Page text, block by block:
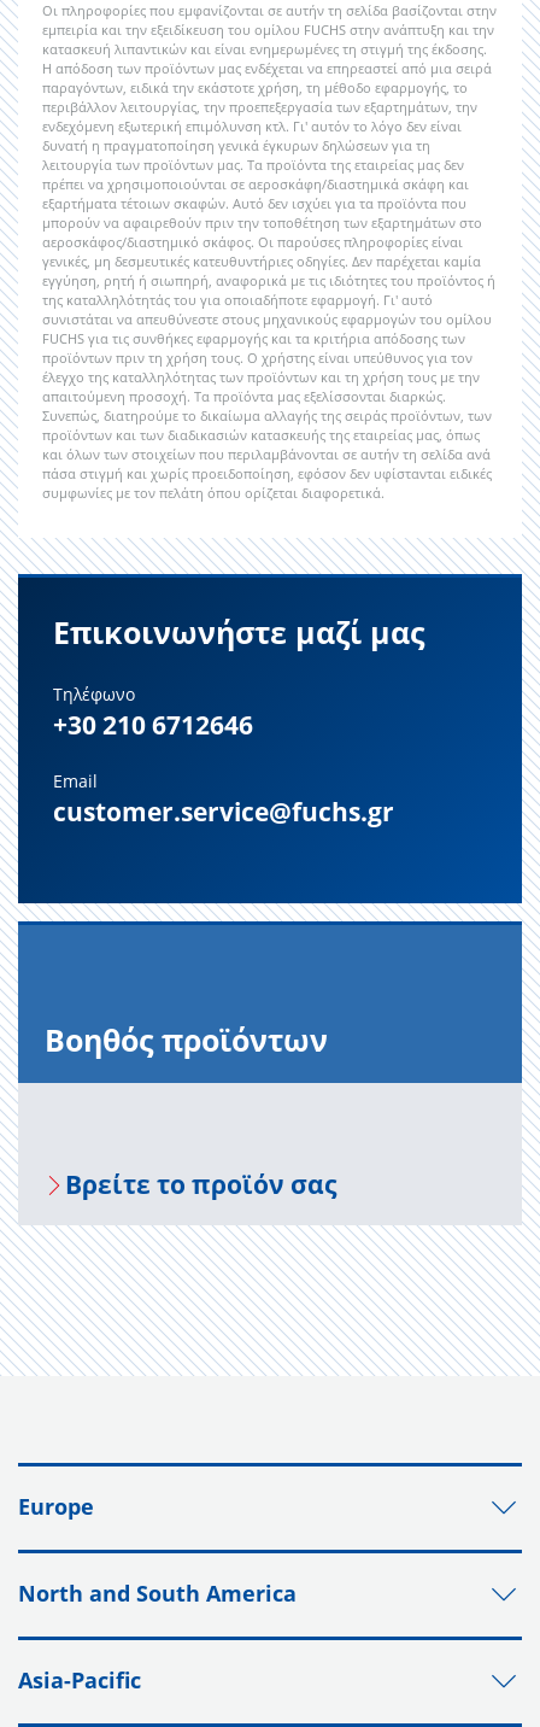
Οι πληροφορίες που εμφανίζονται σε αυτήν τη σελίδα βασίζονται στην
εμπειρία και την εξειδίκευση του ομίλου FUCHS στην ανάπτυξη και την
κατασκευή λιπαντικών και είναι ενημερωμένες τη στιγμή της έκδοσης.
Η απόδοση των προϊόντων μας ενδέχεται να επηρεαστεί από μια σειρά
παραγόντων, ειδικά την εκάστοτε χρήση, τη μέθοδο εφαρμογής, το
περιβάλλον λειτουργίας, την προεπεξεργασία των εξαρτημάτων, την
ενδεχόμενη εξωτερική επιμόλυνση κτλ. Γι' αυτόν το λόγο δεν είναι
δυνατή η πραγματοποίηση γενικά έγκυρων δηλώσεων για τη
λειτουργία των προϊόντων μας. Τα προϊόντα της εταιρείας μας δεν
πρέπει να χρησιμοποιούνται σε αεροσκάφη/διαστημικά σκάφη και
εξαρτήματα τέτοιων σκαφών. Αυτό δεν ισχύει για τα προϊόντα που
μπορούν να αφαιρεθούν πριν την τοποθέτηση των εξαρτημάτων στο
αεροσκάφος/διαστημικό σκάφος. Οι παρούσες πληροφορίες είναι
γενικές, μη δεσμευτικές κατευθυντήριες οδηγίες. Δεν παρέχεται καμία
εγγύηση, ρητή ή σιωπηρή, αναφορικά με τις ιδιότητες του προϊόντος ή
της καταλληλότητάς του για οποιαδήποτε εφαρμογή. Γι' αυτό
συνιστάται να απευθύνεστε στους μηχανικούς εφαρμογών του ομίλου
FUCHS για τις συνθήκες εφαρμογής και τα κριτήρια απόδοσης των
προϊόντων πριν τη χρήση τους. Ο χρήστης είναι υπεύθυνος για τον
έλεγχο της καταλληλότητας των προϊόντων και τη χρήση τους με την
απαιτούμενη προσοχή. Τα προϊόντα μας εξελίσσονται διαρκώς.
Συνεπώς, διατηρούμε το δικαίωμα αλλαγής της σειράς προϊόντων, των
προϊόντων και των διαδικασιών κατασκευής της εταιρείας μας, όπως
και όλων των στοιχείων που περιλαμβάνονται σε αυτήν τη σελίδα ανά
πάσα στιγμή και χωρίς προειδοποίηση, εφόσον δεν υφίστανται ειδικές
συμφωνίες με τον πελάτη όπου ορίζεται διαφορετικά.
Επικοινωνήστε μαζί μας
Τηλέφωνο
+30 210 6712646
Email
customer.service@fuchs.gr
Βοηθός προϊόντων
Βρείτε το προϊόν σας
Europe
North and South America
Asia-Pacific